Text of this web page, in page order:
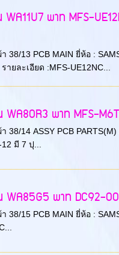
พาท MFS-
38/13 PCB MAIN ยี่ห้อ :
ยละเอียด :MFS-UE12NC...
พาท MFS-
14 ASSY PCB PARTS(M)
มี 7 ปุ...
WA85G5 พาท DC92-
38/15 PCB MAIN ยี่ห้อ :